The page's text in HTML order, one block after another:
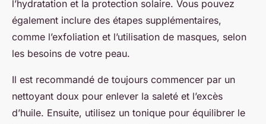
l’hydratation et la protection solaire. Vous pouvez
également inclure des étapes supplémentaires,
comme l’exfoliation et l’utilisation de masques, selon
les besoins de votre peau.
Il est recommandé de toujours commencer par un
nettoyant doux pour enlever la saleté et l’excès
d’huile. Ensuite, utilisez un tonique pour équilibrer le